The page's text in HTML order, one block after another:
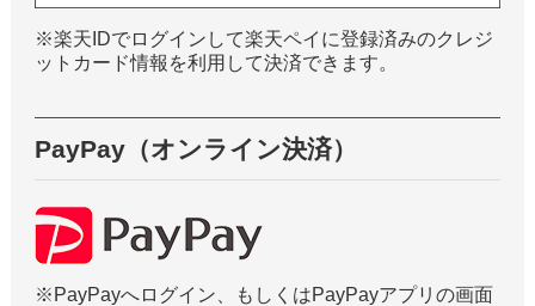
※楽天IDでログインして楽天ペイに登録済みのクレジ
ットカード情報を利用して決済できます。
PayPay（オンライン決済）
※PayPayへログイン、もしくはPayPayアプリの画面